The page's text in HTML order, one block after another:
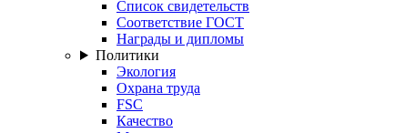
Список свидетельств
Соответствие ГОСТ
Награды и дипломы
Политики
Экология
Охрана труда
FSC
Качество